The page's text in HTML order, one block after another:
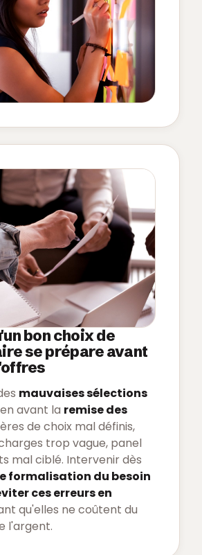
bon choix de
se prépare avant
mauvaises sélections
avant la remise des
de choix mal définis,
trop vague, panel
mal ciblé. Intervenir dès
formalisation du besoin
ces erreurs en
qu'elles ne coûtent du
l'argent.